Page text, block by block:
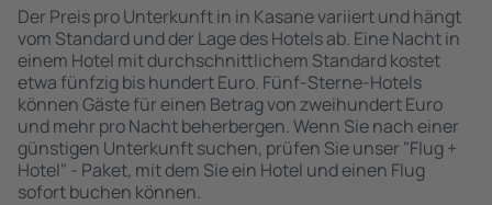
Der Preis pro Unterkunft in in Kasane variiert und hängt
vom Standard und der Lage des Hotels ab. Eine Nacht in
einem Hotel mit durchschnittlichem Standard kostet
etwa fünfzig bis hundert Euro. Fünf-Sterne-Hotels
können Gäste für einen Betrag von zweihundert Euro
und mehr pro Nacht beherbergen. Wenn Sie nach einer
günstigen Unterkunft suchen, prüfen Sie unser "Flug +
Hotel" - Paket, mit dem Sie ein Hotel und einen Flug
sofort buchen können.